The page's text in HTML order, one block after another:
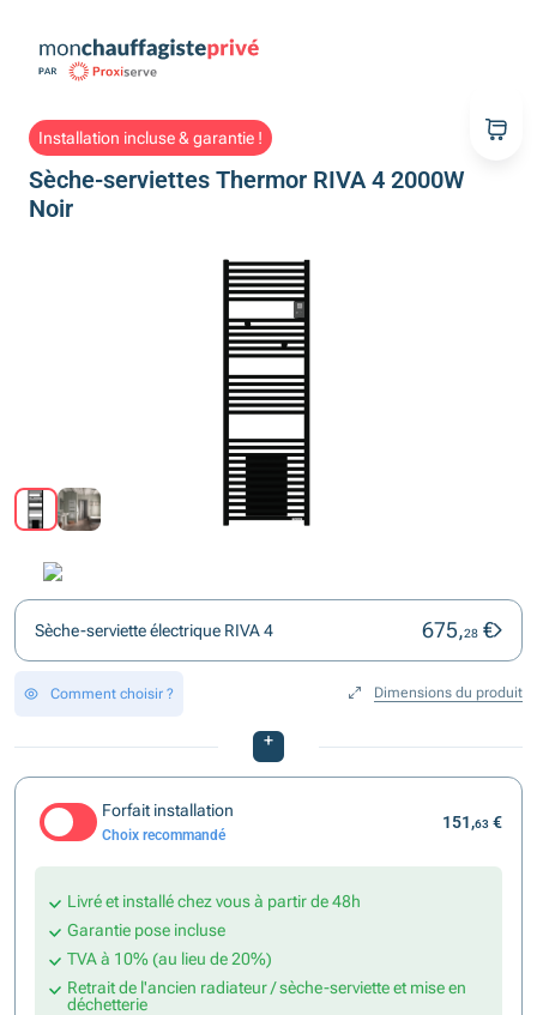
Installation incluse & garantie !
Sèche-serviettes Thermor RIVA 4 2000W
Noir
Sèche-serviette électrique RIVA 4 675,28 €
Comment choisir ? Dimensions du produit
+
Forfait installation
Choix recommandé
151,63 €
Livré et installé chez vous à partir de 48h
Garantie pose incluse
TVA à 10% (au lieu de 20%)
Retrait de l'ancien radiateur / sèche-serviette et mise en
déchetterie